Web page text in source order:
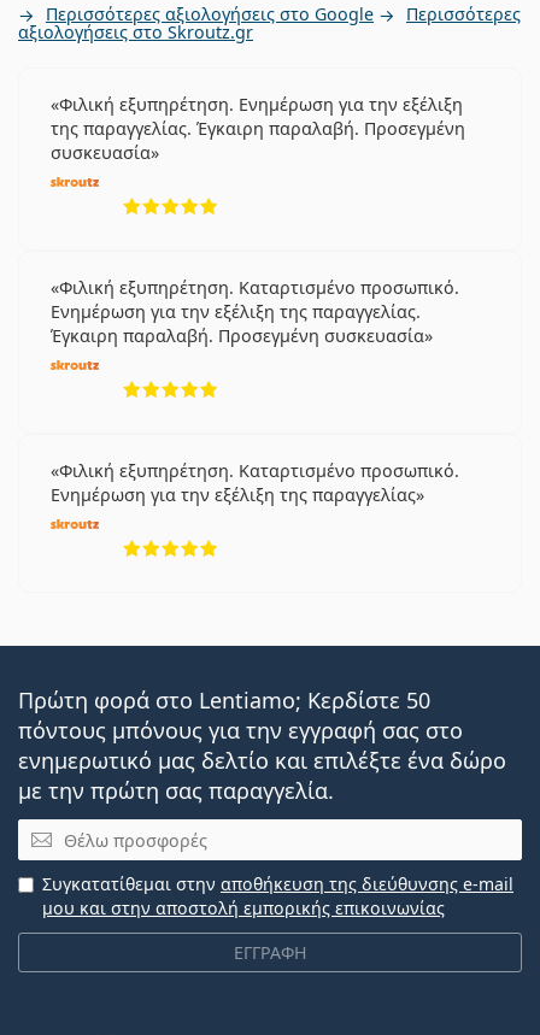
Περισσότερες αξιολογήσεις στο Google Περισσότερες
αξιολογήσεις στο Skroutz.gr
Φιλική εξυπηρέτηση. Ενημέρωση για την εξέλιξη
της παραγγελίας. Έγκαιρη παραλαβή. Προσεγμένη
συσκευασία
Φιλική εξυπηρέτηση. Καταρτισμένο προσωπικό.
Ενημέρωση για την εξέλιξη της παραγγελίας.
Έγκαιρη παραλαβή. Προσεγμένη συσκευασία
Φιλική εξυπηρέτηση. Καταρτισμένο προσωπικό.
Ενημέρωση για την εξέλιξη της παραγγελίας
Πρώτη φορά στο Lentiamo; Κερδίστε 50
πόντους μπόνους για την εγγραφή σας στο
ενημερωτικό μας δελτίο και επιλέξτε ένα δώρο
με την πρώτη σας παραγγελία.
Email
ΕΓΓΡΑΦΗ
Συγκατατίθεμαι στην αποθήκευση της διεύθυνσης e-mail
μου και στην αποστολή εμπορικής επικοινωνίας